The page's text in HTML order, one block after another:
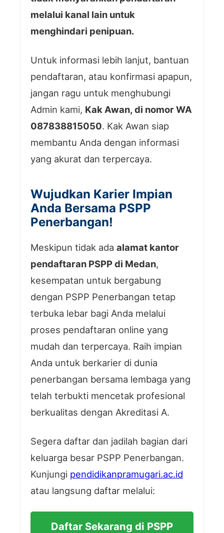
melalui kanal lain untuk
menghindari penipuan.
Untuk informasi lebih lanjut, bantuan
pendaftaran, atau konfirmasi apapun,
jangan ragu untuk menghubungi
Admin kami, Kak Awan, di nomor WA
087838815050. Kak Awan siap
membantu Anda dengan informasi
yang akurat dan terpercaya.
Wujudkan Karier Impian
Anda Bersama PSPP
Penerbangan!
Meskipun tidak ada alamat kantor
pendaftaran PSPP di Medan,
kesempatan untuk bergabung
dengan PSPP Penerbangan tetap
terbuka lebar bagi Anda melalui
proses pendaftaran online yang
mudah dan terpercaya. Raih impian
Anda untuk berkarier di dunia
penerbangan bersama lembaga yang
telah terbukti mencetak profesional
berkualitas dengan Akreditasi A.
Segera daftar dan jadilah bagian dari
keluarga besar PSPP Penerbangan.
Kunjungi pendidikanpramugari.ac.id
atau langsung daftar melalui:
Daftar Sekarang di PSPP